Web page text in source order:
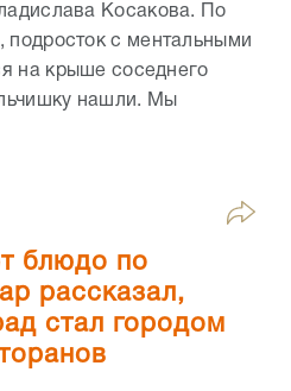
Косакова. По
подросток с ментальными
на крыше соседнего
нашли. Мы
блюдо по
рассказал,
стал городом